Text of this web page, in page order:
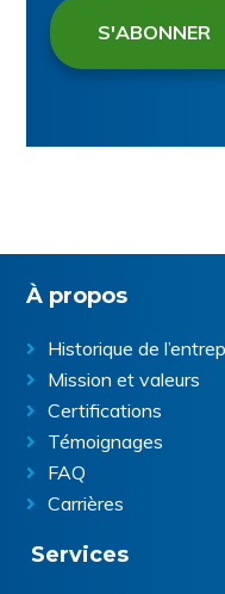
Footer
À propos
Historique de
Mission et valeurs
Certifications
Témoignages
FAQ
Carrières
Services